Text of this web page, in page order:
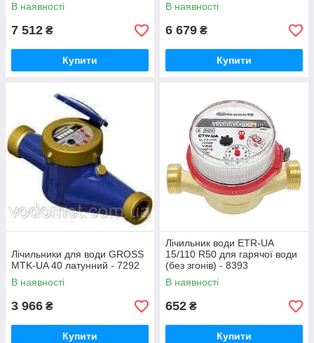
В наявності
7 512 ₴
Купити
В наявності
6 679 ₴
Купити
Лічильники для води GROSS
MTK-UA 40 латунний - 7292
В наявності
3 966 ₴
Купити
Лічильник води ETR-UA
15/110 R50 для гарячої води
(без згонів) - 8393
В наявності
652 ₴
Купити